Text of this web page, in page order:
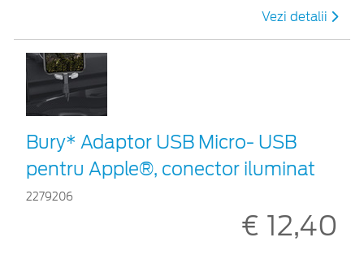
Vezi detalii
Bury* Adaptor USB Micro- USB
pentru Apple®, conector iluminat
2279206
€ 12,40